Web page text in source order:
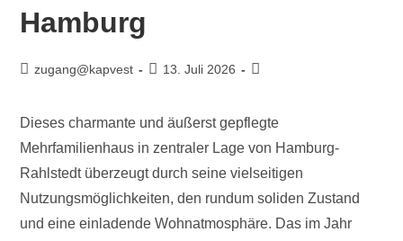
Hamburg
zugang@kapvest 13. Juli 2026
Dieses charmante und äußerst gepflegte
Mehrfamilienhaus in zentraler Lage von Hamburg-
Rahlstedt überzeugt durch seine vielseitigen
Nutzungsmöglichkeiten, den rundum soliden Zustand
und eine einladende Wohnatmosphäre. Das im Jahr